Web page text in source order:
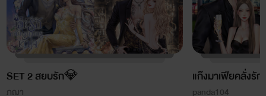
☀️ You’re My Sunshine เพียงเธอที่รัก (อคิน-พริมโรส)
❄️ Snow of Love อ้อนรักละลายหัวใจ (เนลตัน-สโนว์)
🦅 Is You จองรักจองจำหัวใจ (โรมินิก-ริต้า)
⭐️
SET 2 สยบรัก💎
ภฌา
แก๊งมาเฟียคลั่งรั
panda104